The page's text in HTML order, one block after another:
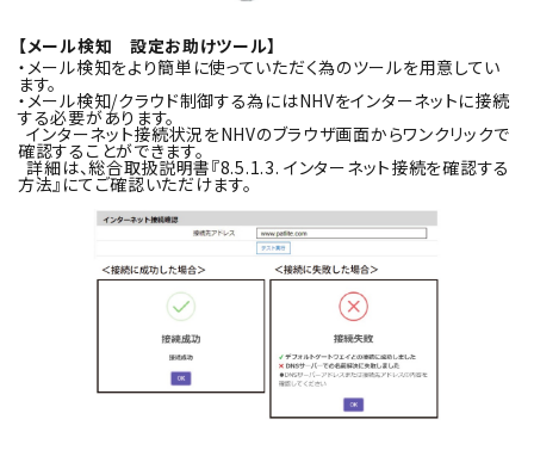
【メール検知 設定お助けツール】
・メール検知をより簡単に使っていただく為のツールを用意してい
ます。
・メール検知/クラウド制御する為にはNHVをインターネットに接続
する必要があります。
インターネット接続状況をNHVのブラウザ画面からワンクリックで
確認することができます。
詳細は、総合取扱説明書『8.5.1.3. インターネット接続を確認する
方法』にてご確認いただけます。